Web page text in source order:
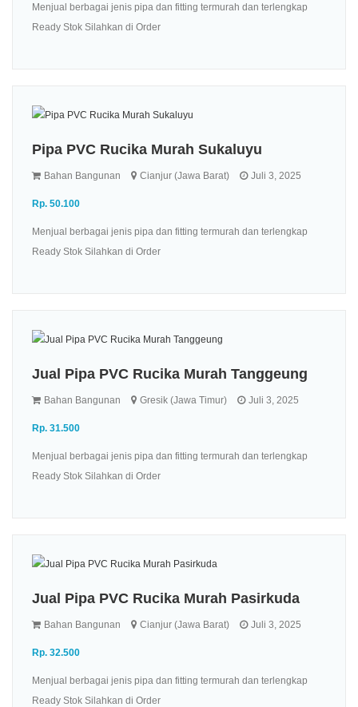
Menjual berbagai jenis pipa dan fitting termurah dan terlengkap
Ready Stok Silahkan di Order
Pipa PVC Rucika Murah Sukaluyu
Bahan Bangunan Cianjur (Jawa Barat) Juli 3, 2025
Rp. 50.100
Menjual berbagai jenis pipa dan fitting termurah dan terlengkap
Ready Stok Silahkan di Order
Jual Pipa PVC Rucika Murah Tanggeung
Bahan Bangunan Gresik (Jawa Timur) Juli 3, 2025
Rp. 31.500
Menjual berbagai jenis pipa dan fitting termurah dan terlengkap
Ready Stok Silahkan di Order
Jual Pipa PVC Rucika Murah Pasirkuda
Bahan Bangunan Cianjur (Jawa Barat) Juli 3, 2025
Rp. 32.500
Menjual berbagai jenis pipa dan fitting termurah dan terlengkap
Ready Stok Silahkan di Order